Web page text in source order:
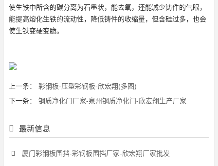
使生铁中所含的碳分离为石墨状，能去氧，还能减少铸件的气眼，
能提高熔化生铁的流动性，降低铸件的收缩量，但含硅过多，也会
使生铁变硬变脆。
上一条：
彩钢板-压型彩钢板-欣宏翔(多图)
下一条：
钢质净化门厂家-泉州钢质净化门-欣宏翔生产厂家
最新信息
厦门彩钢板围挡-彩钢板围挡厂家-欣宏翔厂家批发